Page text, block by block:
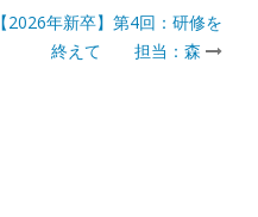
【2026年新卒】第4回：研修を
終えて 担当：森